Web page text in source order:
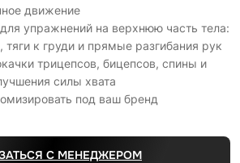
движение
упражнений на верхнюю часть тела:
тяги к груди и прямые разгибания рук
трицепсов, бицепсов, спины и
силы хвата
под ваш бренд
С МЕНЕДЖЕРОМ